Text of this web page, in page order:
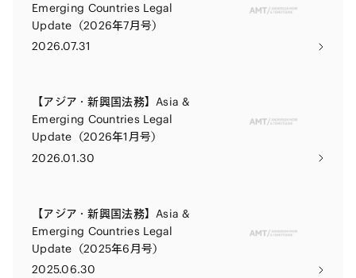
Emerging Countries Legal
Update（2026年7月号）
2026.07.31
【アジア・新興国法務】Asia &
Emerging Countries Legal
Update（2026年1月号）
2026.01.30
【アジア・新興国法務】Asia &
Emerging Countries Legal
Update（2025年6月号）
2025.06.30